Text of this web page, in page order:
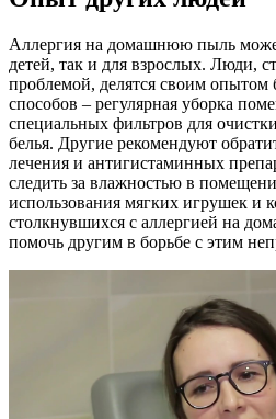
Аллергия на домашнюю пыль
детей, так и для взрослых. Люди,
проблемой, делятся своим
способов – регулярная уборка
специальных фильтров для
белья. Другие рекомендуют
лечения и антигистаминных
следить за влажностью в
использования мягких игрушек и
столкнувшихся с аллергией на
помочь другим в борьбе с этим